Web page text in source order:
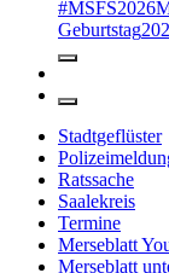
Geburtstag
Stadtgeflüster
Ratssache
Saalekreis
Termine
Merseblatt
Merseblatt